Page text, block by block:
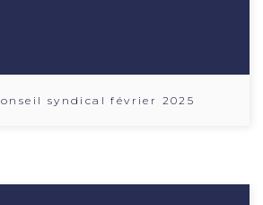
syndical février 2025